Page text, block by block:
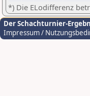
*) Die ELodifferenz
Der Schachturnier-
Impressum /